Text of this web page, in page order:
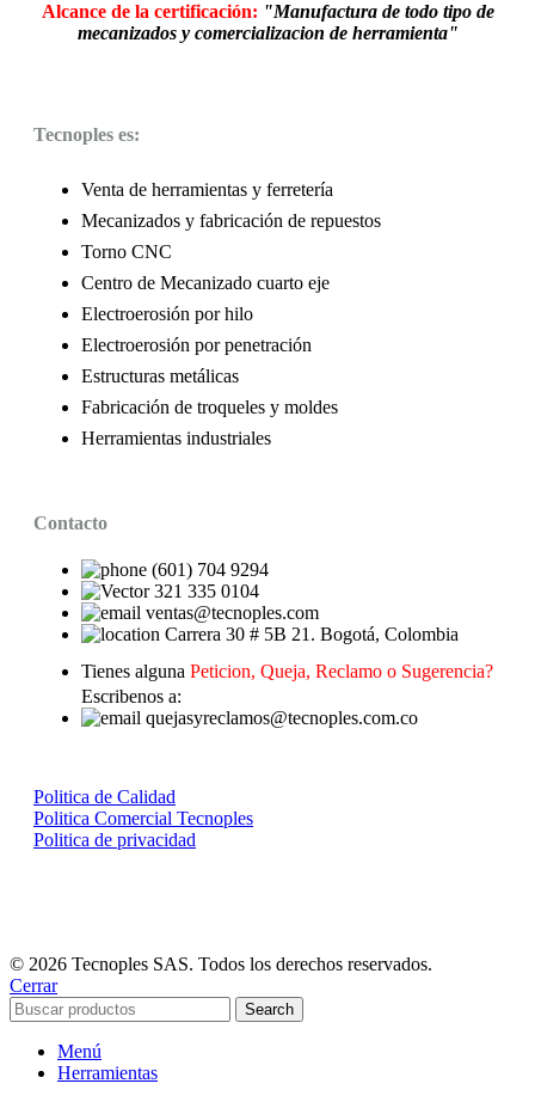
Alcance de la certificación: "Manufactura de todo tipo de
mecanizados y comercializacion de herramienta"
Tecnoples es:
Venta de herramientas y ferretería
Mecanizados y fabricación de repuestos
Torno CNC
Centro de Mecanizado cuarto eje
Electroerosión por hilo
Electroerosión por penetración
Estructuras metálicas
Fabricación de troqueles y moldes
Herramientas industriales
Contacto
(601) 704 9294
321 335 0104
ventas@tecnoples.com
Carrera 30 # 5B 21. Bogotá, Colombia
Tienes alguna Peticion, Queja, Reclamo o Sugerencia?
Escribenos a:
quejasyreclamos@tecnoples.com.co
Politica de Calidad
Politica Comercial Tecnoples
Politica de privacidad
© 2026 Tecnoples SAS. Todos los derechos reservados.
Cerrar
Search
Menú
Herramientas